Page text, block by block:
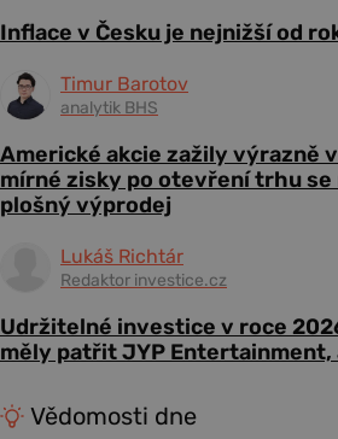
Inflace v Česku je nejnižší od
Timur Barotov
analytik BHS
Americké akcie zažily výrazně
mírné zisky po otevření trhu
plošný výprodej
Lukáš Richtár
Redaktor investice.cz
Udržitelné investice v roce
měly patřit JYP Entertainment,
Vědomosti dne